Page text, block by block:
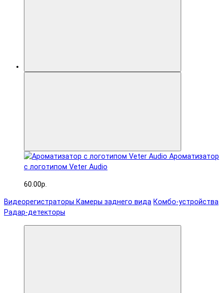
Ароматизатор
с логотипом Veter Audio
60.00р.
Видеорегистраторы Камеры заднего вида Комбо-устройства
Радар-детекторы